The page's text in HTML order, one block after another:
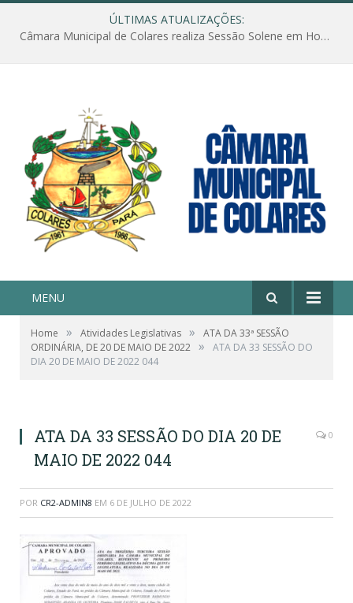
ÚLTIMAS ATUALIZAÇÕES:
Câmara Municipal de Colares realiza Sessão Solene em Homenagem ao Dia das Mães
MENU
Home » Atividades Legislativas »
ATA DA 33ª SESSÃO
ORDINÁRIA, DE 20 DE MAIO DE 2022 »
ATA DA 33 SESSÃO DO
DIA 20 DE MAIO DE 2022 044
ATA DA 33 SESSÃO DO DIA 20 DE
MAIO DE 2022 044
0
POR CR2-ADMIN8 EM 6 DE JULHO DE 2022